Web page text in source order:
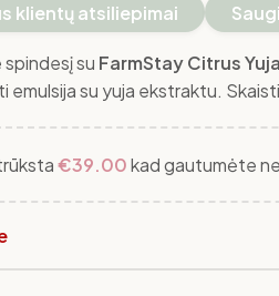
klientų atsiliepimai
su FarmStay Citrus
emulsija su yuja ekstraktu.
€39.00kad gautumėte